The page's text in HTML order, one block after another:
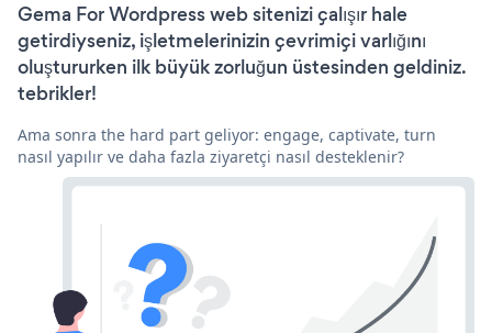
Gema For Wordpress web sitenizi çalışır hale
getirdiyseniz, işletmelerinizin çevrimiçi varlığını
oluştururken ilk büyük zorluğun üstesinden geldiniz.
tebrikler!
Ama sonra the hard part geliyor: engage, captivate, turn
nasıl yapılır ve daha fazla ziyaretçi nasıl desteklenir?